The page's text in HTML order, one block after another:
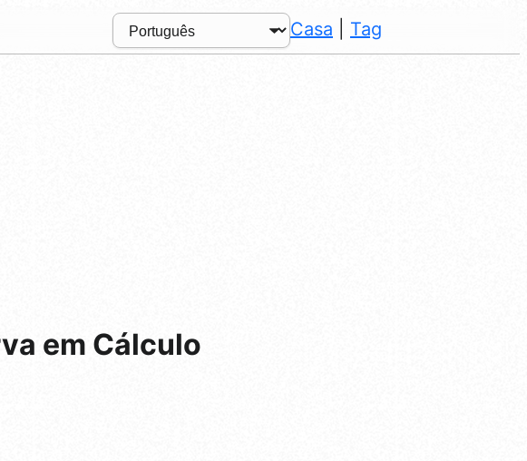
Casa Tag
em Cálculo